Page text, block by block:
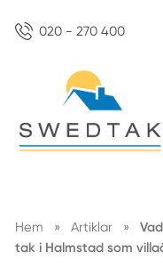
020 - 270 400
Hem » Artiklar »
tak i Halmstad som